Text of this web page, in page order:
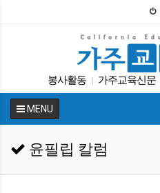
봉사활동 가주교육신문
| 특별활동 교육정책
MENU
윤필립 칼럼